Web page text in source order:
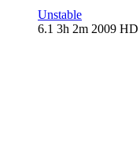
Unstable
6.1 3h 2m 2009 HD